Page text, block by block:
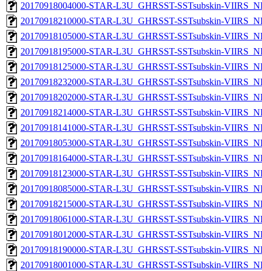
20170918004000-STAR-L3U_GHRSST-SSTsubskin-
20170918210000-STAR-L3U_GHRSST-SSTsubskin-
20170918105000-STAR-L3U_GHRSST-SSTsubskin-
20170918195000-STAR-L3U_GHRSST-SSTsubskin-
20170918125000-STAR-L3U_GHRSST-SSTsubskin-
20170918232000-STAR-L3U_GHRSST-SSTsubskin-
20170918202000-STAR-L3U_GHRSST-SSTsubskin-
20170918214000-STAR-L3U_GHRSST-SSTsubskin-
20170918141000-STAR-L3U_GHRSST-SSTsubskin-
20170918053000-STAR-L3U_GHRSST-SSTsubskin-
20170918164000-STAR-L3U_GHRSST-SSTsubskin-
20170918123000-STAR-L3U_GHRSST-SSTsubskin-
20170918085000-STAR-L3U_GHRSST-SSTsubskin-
20170918215000-STAR-L3U_GHRSST-SSTsubskin-
20170918061000-STAR-L3U_GHRSST-SSTsubskin-
20170918012000-STAR-L3U_GHRSST-SSTsubskin-
20170918190000-STAR-L3U_GHRSST-SSTsubskin-
20170918001000-STAR-L3U_GHRSST-SSTsubskin-